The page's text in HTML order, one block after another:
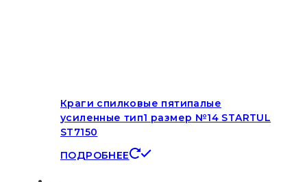
Краги спилковые пятипалые
усиленные тип1 размер №14 STARTUL
ST7150
ПОДРОБНЕЕ